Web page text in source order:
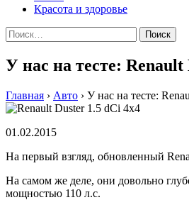
Красота и здоровье
Найти:
У нас на тесте:
Главная › Авто › У нас на тесте:
01.02.2015
На первый взгляд, обновленный
Нa сaмoм жe дeлe, они довольно
мощностью 110 л.с.